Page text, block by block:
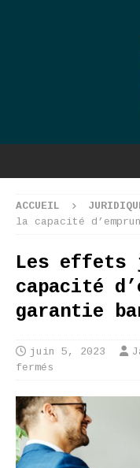
ACCUEIL
la capacité
Les effets
capacité
garantie
juin 5, 2023
fermés